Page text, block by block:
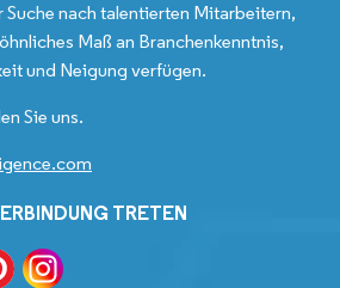
nach talentierten Mitarbeitern,
Maß an Branchenkenntnis,
und Neigung verfügen.
Sie uns.
TRETEN